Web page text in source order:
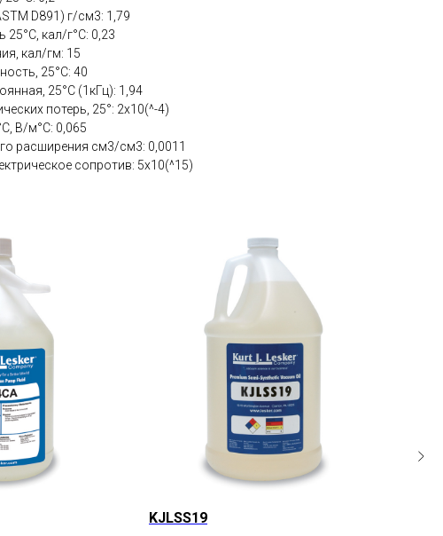
D891) г/см3: 1,79
25°С, кал/г°С: 0,23
кал/гм: 15
25°С: 40
25°С (1кГц): 1,94
потерь, 25°: 2х10(^-4)
В/м°С: 0,065
расширения см3/см3: 0,0011
сопротив: 5х10(^15)
KJLSS19